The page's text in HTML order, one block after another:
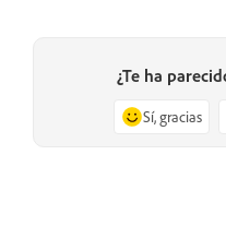
¿Te ha
Sí, gracias